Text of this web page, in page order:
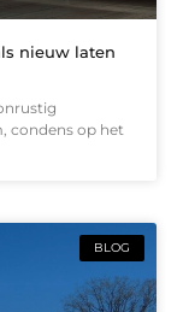
nieuw laten
condens op het
BLOG